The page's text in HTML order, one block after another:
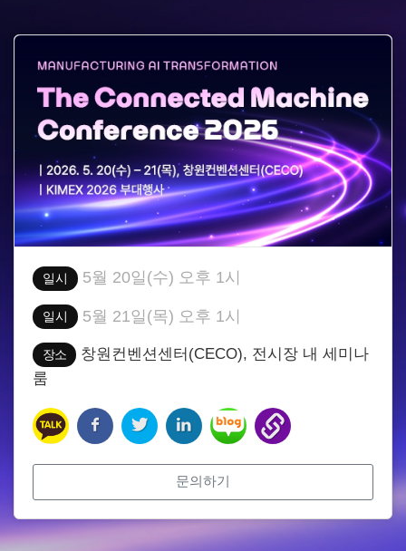
일시 5월 20일(수) 오후 1시
일시 5월 21일(목) 오후 1시
장소
창원컨벤션센터(CECO), 전시장 내 세미나
룸
문의하기